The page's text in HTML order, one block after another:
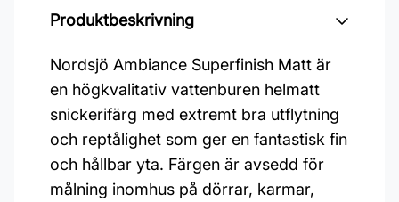
Produktbeskrivning
Nordsjö Ambiance Superfinish Matt är
en högkvalitativ vattenburen helmatt
snickerifärg med extremt bra utflytning
och reptålighet som ger en fantastisk fin
och hållbar yta. Färgen är avsedd för
målning inomhus på dörrar, karmar,